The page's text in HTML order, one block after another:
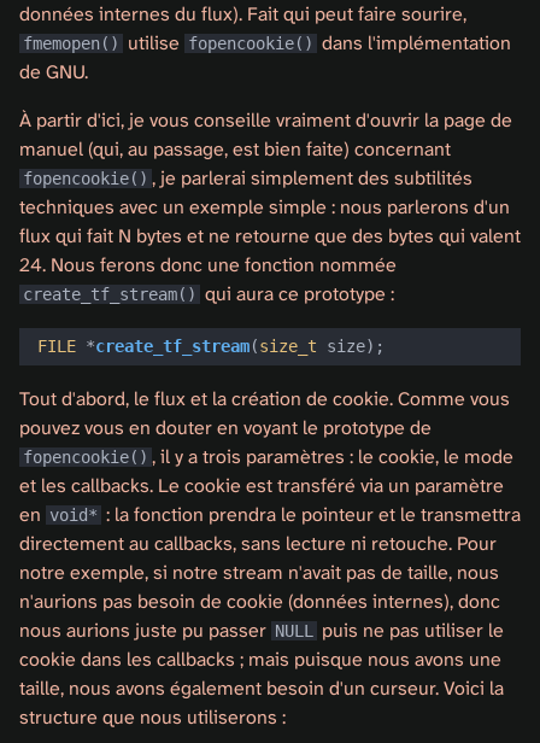
données internes du flux). Fait qui peut faire sourire,
fmemopen() utilise fopencookie() dans l'implémentation
de GNU.
À partir d'ici, je vous conseille vraiment d'ouvrir la page de
manuel (qui, au passage, est bien faite) concernant
fopencookie() , je parlerai simplement des subtilités
techniques avec un exemple simple : nous parlerons d'un
flux qui fait N bytes et ne retourne que des bytes qui valent
24. Nous ferons donc une fonction nommée
create_tf_stream() qui aura ce prototype :
FILE *create_tf_stream(size_t size);
Tout d'abord, le flux et la création de cookie. Comme vous
pouvez vous en douter en voyant le prototype de
fopencookie() , il y a trois paramètres : le cookie, le mode
et les callbacks. Le cookie est transféré via un paramètre
en void* : la fonction prendra le pointeur et le transmettra
directement au callbacks, sans lecture ni retouche. Pour
notre exemple, si notre stream n'avait pas de taille, nous
n'aurions pas besoin de cookie (données internes), donc
nous aurions juste pu passer NULL puis ne pas utiliser le
cookie dans les callbacks ; mais puisque nous avons une
taille, nous avons également besoin d'un curseur. Voici la
structure que nous utiliserons :